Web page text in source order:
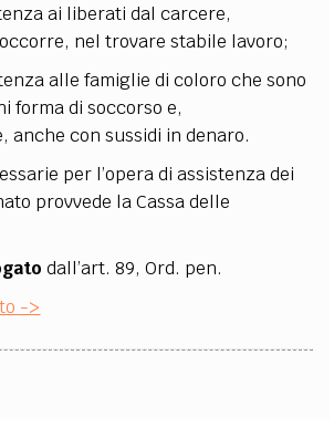
ai liberati dal carcere,
nel trovare stabile lavoro;
alle famiglie di coloro che sono
forma di soccorso e,
anche con sussidi in denaro.
per l’opera di assistenza dei
provvede la Cassa delle
dall’art. 89, Ord. pen.
->